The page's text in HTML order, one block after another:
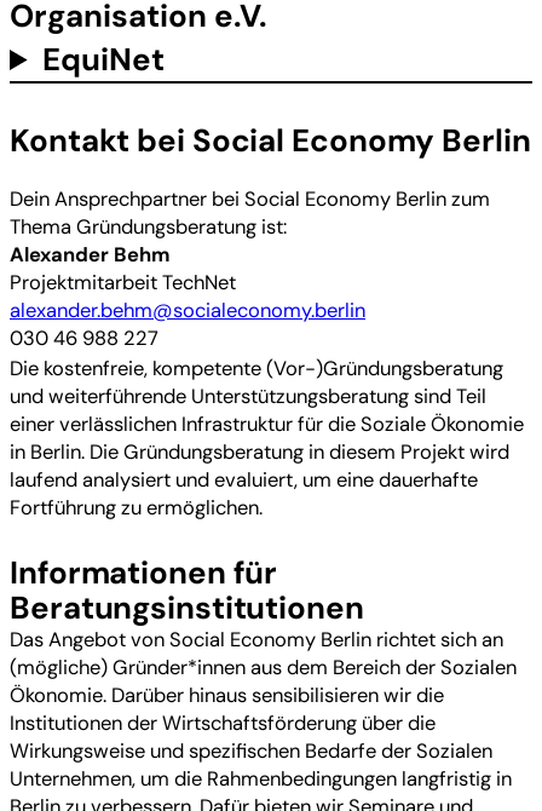
Organisation e.V.
EquiNet
Kontakt bei Social Economy Berlin
Dein Ansprechpartner bei Social Economy Berlin zum
Thema Gründungsberatung ist:
Alexander Behm
Projektmitarbeit TechNet
alexander.behm@socialeconomy.berlin
030 46 988 227
Die kostenfreie, kompetente (Vor-)Gründungsberatung
und weiterführende Unterstützungsberatung sind Teil
einer verlässlichen Infrastruktur für die Soziale Ökonomie
in Berlin. Die Gründungsberatung in diesem Projekt wird
laufend analysiert und evaluiert, um eine dauerhafte
Fortführung zu ermöglichen.
Informationen für
Beratungsinstitutionen
Das Angebot von Social Economy Berlin richtet sich an
(mögliche) Gründer*innen aus dem Bereich der Sozialen
Ökonomie. Darüber hinaus sensibilisieren wir die
Institutionen der Wirtschaftsförderung über die
Wirkungsweise und spezifischen Bedarfe der Sozialen
Unternehmen, um die Rahmenbedingungen langfristig in